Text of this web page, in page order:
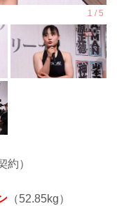
約）
（52.85kg）